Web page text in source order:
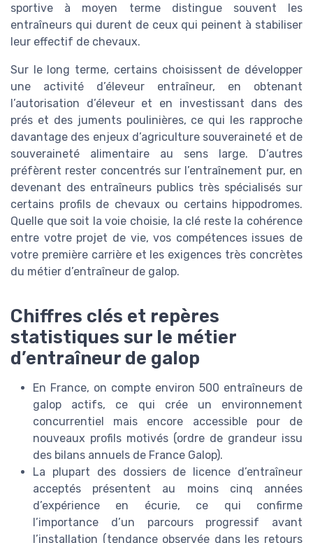
sportive à moyen terme distingue souvent les
entraîneurs qui durent de ceux qui peinent à stabiliser
leur effectif de chevaux.
Sur le long terme, certains choisissent de développer
une activité d’éleveur entraîneur, en obtenant
l’autorisation d’éleveur et en investissant dans des
prés et des juments poulinières, ce qui les rapproche
davantage des enjeux d’agriculture souveraineté et de
souveraineté alimentaire au sens large. D’autres
préfèrent rester concentrés sur l’entraînement pur, en
devenant des entraîneurs publics très spécialisés sur
certains profils de chevaux ou certains hippodromes.
Quelle que soit la voie choisie, la clé reste la cohérence
entre votre projet de vie, vos compétences issues de
votre première carrière et les exigences très concrètes
du métier d’entraîneur de galop.
Chiffres clés et repères
statistiques sur le métier
d’entraîneur de galop
En France, on compte environ 500 entraîneurs de
galop actifs, ce qui crée un environnement
concurrentiel mais encore accessible pour de
nouveaux profils motivés (ordre de grandeur issu
des bilans annuels de France Galop).
La plupart des dossiers de licence d’entraîneur
acceptés présentent au moins cinq années
d’expérience en écurie, ce qui confirme
l’importance d’un parcours progressif avant
l’installation (tendance observée dans les retours